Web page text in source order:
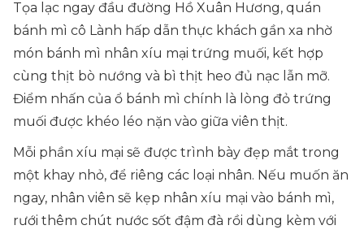
Tọa lạc ngay đầu đường Hồ Xuân Hương, quán
bánh mì cô Lành hấp dẫn thực khách gần xa nhờ
món bánh mì nhân xíu mại trứng muối, kết hợp
cùng thịt bò nướng và bì thịt heo đủ nạc lẫn mỡ.
Điểm nhấn của ổ bánh mì chính là lòng đỏ trứng
muối được khéo léo nặn vào giữa viên thịt.
Mỗi phần xíu mại sẽ được trình bày đẹp mắt trong
một khay nhỏ, để riêng các loại nhân. Nếu muốn ăn
ngay, nhân viên sẽ kẹp nhân xíu mại vào bánh mì,
rưới thêm chút nước sốt đậm đà rồi dùng kèm với